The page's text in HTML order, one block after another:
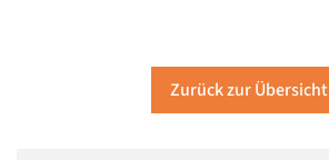
Zurück zur Übersicht